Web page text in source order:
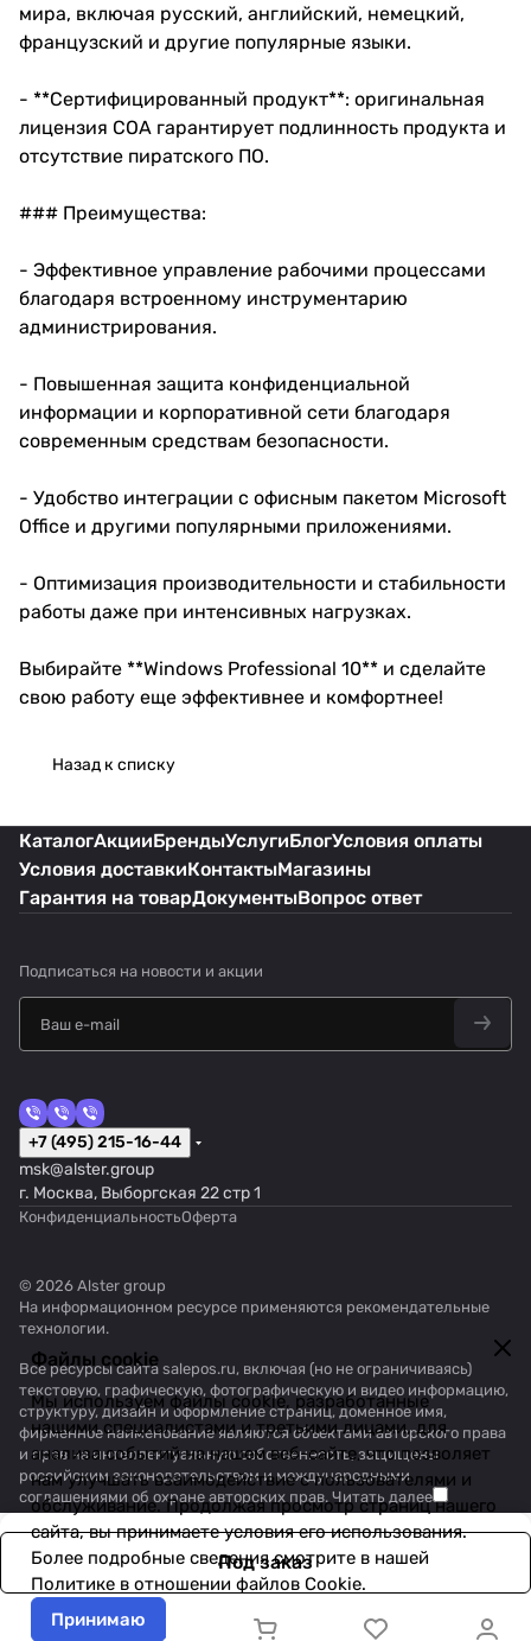
мира, включая русский, английский, немецкий,
французский и другие популярные языки.
- **Сертифицированный продукт**: оригинальная
лицензия COA гарантирует подлинность продукта и
отсутствие пиратского ПО.
### Преимущества:
- Эффективное управление рабочими процессами
благодаря встроенному инструментарию
администрирования.
- Повышенная защита конфиденциальной
информации и корпоративной сети благодаря
современным средствам безопасности.
- Удобство интеграции с офисным пакетом Microsoft
Office и другими популярными приложениями.
- Оптимизация производительности и стабильности
работы даже при интенсивных нагрузках.
Выбирайте **Windows Professional 10** и сделайте
свою работу еще эффективнее и комфортнее!
Назад к списку
Под заказ
Файлы cookie
Мы используем файлы cookie, разработанные
нашими специалистами и третьими лицами, для
анализа событий на нашем веб-сайте, что позволяет
нам улучшать взаимодействие с пользователями и
обслуживание. Продолжая просмотр страниц нашего
сайта, вы принимаете условия его использования.
Более подробные сведения смотрите в нашей
Политике в отношении файлов Cookie.
Принимаю
КаталогАкцииБрендыУслугиБлогУсловия оплаты
Условия доставкиКонтактыМагазины
Гарантия на товарДокументыВопрос ответ
Подписаться на новости и акции
+7 (495) 215-16-44
msk@alster.group
г. Москва, Выборгская 22 стр 1
КонфиденциальностьОферта
© 2026 Alster group
На информационном ресурсе применяются рекомендательные
технологии.
Все ресурсы сайта salepos.ru, включая (но не ограничиваясь)
текстовую, графическую, фотографическую и видео информацию,
структуру, дизайн и оформление страниц, доменное имя,
фирменное наименование являются объектами авторского права
и прав на интеллектуальную собственность, защищены
российским законодательством и международными
соглашениями об охране авторских прав. Читать далее